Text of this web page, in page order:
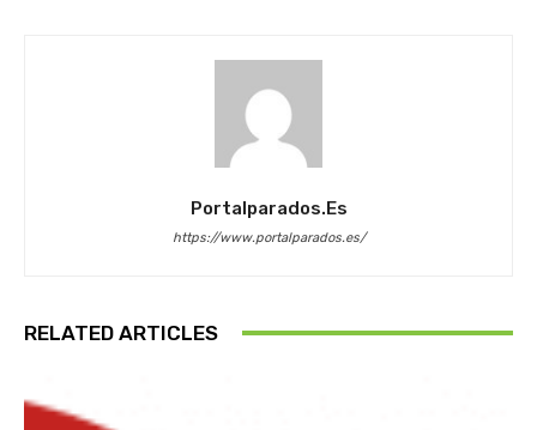
Portalparados.es
https://www.portalparados.es/
RELATED ARTICLES